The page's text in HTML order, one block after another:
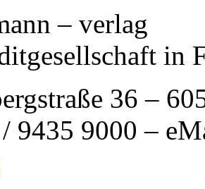
– verlag
in
36 –
9435 9000 –